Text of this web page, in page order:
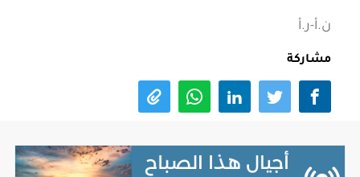
ن.أ-ر.أ
مشاركة